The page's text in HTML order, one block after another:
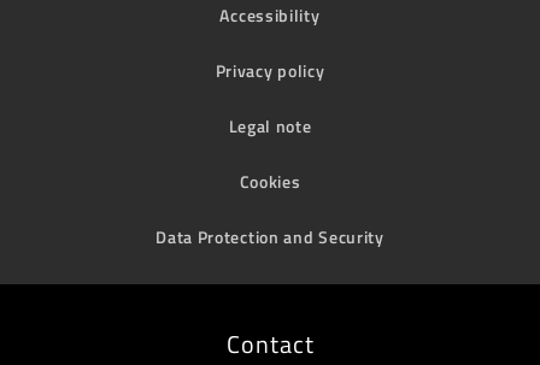
Accessibility
Privacy policy
Legal note
Cookies
Data Protection and Security
Contact